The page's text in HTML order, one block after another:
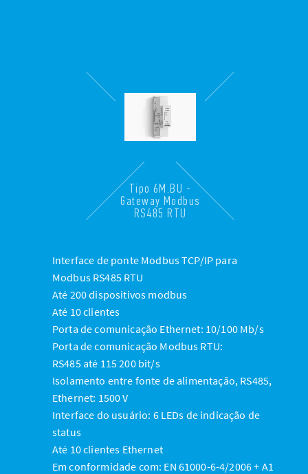
Tipo 6M.BU -
Gateway Modbus
RS485 RTU
Interface de ponte Modbus TCP/IP para
Modbus RS485 RTU
Até 200 dispositivos modbus
Até 10 clientes
Porta de comunicação Ethernet: 10/100 Mb/s
Porta de comunicação Modbus RTU:
RS485 até 115 200 bit/s
Isolamento entre fonte de alimentação, RS485,
Ethernet: 1500 V
Interface do usuário: 6 LEDs de indicação de
status
Até 10 clientes Ethernet
Em conformidade com: EN 61000-6-4/2006 + A1